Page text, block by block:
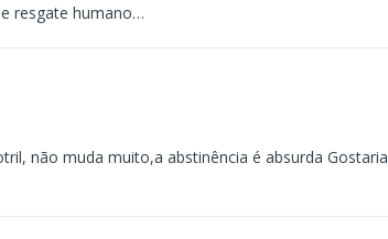
resgate humano…
não muda muito,a abstinência é absurda Gostaria